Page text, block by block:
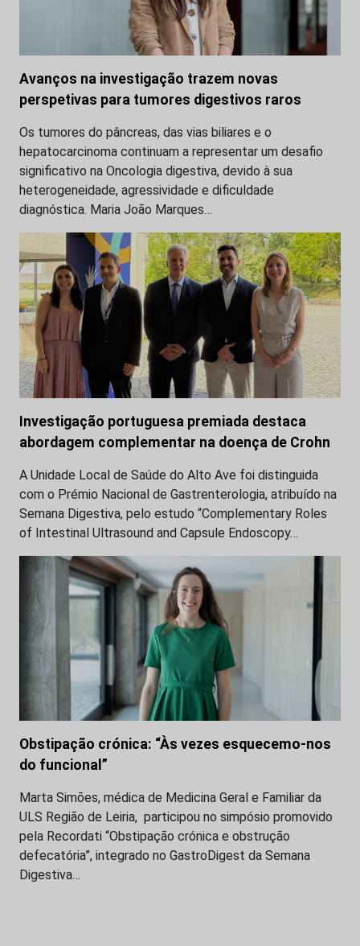
Avanços na investigação trazem novas
perspetivas para tumores digestivos raros
Os tumores do pâncreas, das vias biliares e o
hepatocarcinoma continuam a representar um desafio
significativo na Oncologia digestiva, devido à sua
heterogeneidade, agressividade e dificuldade
diagnóstica. Maria João Marques…
Investigação portuguesa premiada destaca
abordagem complementar na doença de Crohn
A Unidade Local de Saúde do Alto Ave foi distinguida
com o Prémio Nacional de Gastrenterologia, atribuído na
Semana Digestiva, pelo estudo “Complementary Roles
of Intestinal Ultrasound and Capsule Endoscopy…
Obstipação crónica: “Às vezes esquecemo-nos
do funcional”
Marta Simões, médica de Medicina Geral e Familiar da
ULS Região de Leiria, participou no simpósio promovido
pela Recordati “Obstipação crónica e obstrução
defecatória”, integrado no GastroDigest da Semana
Digestiva…